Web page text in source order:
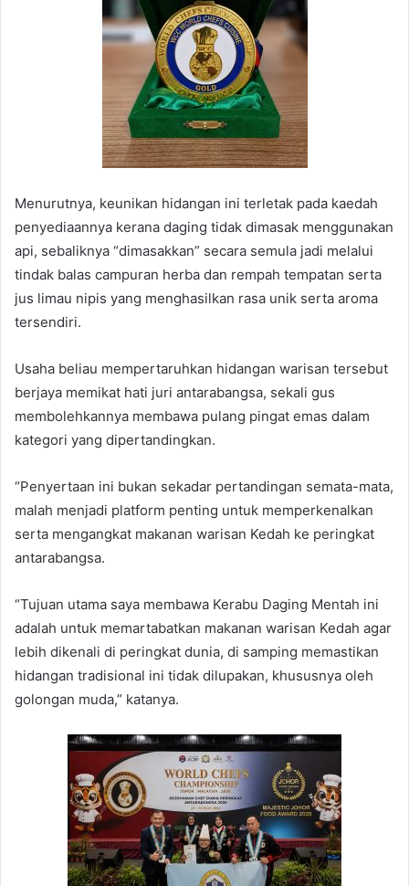
Menurutnya, keunikan hidangan ini terletak pada kaedah
penyediaannya kerana daging tidak dimasak menggunakan
api, sebaliknya “dimasakkan” secara semula jadi melalui
tindak balas campuran herba dan rempah tempatan serta
jus limau nipis yang menghasilkan rasa unik serta aroma
tersendiri.
Usaha beliau mempertaruhkan hidangan warisan tersebut
berjaya memikat hati juri antarabangsa, sekali gus
membolehkannya membawa pulang pingat emas dalam
kategori yang dipertandingkan.
“Penyertaan ini bukan sekadar pertandingan semata-mata,
malah menjadi platform penting untuk memperkenalkan
serta mengangkat makanan warisan Kedah ke peringkat
antarabangsa.
“Tujuan utama saya membawa Kerabu Daging Mentah ini
adalah untuk memartabatkan makanan warisan Kedah agar
lebih dikenali di peringkat dunia, di samping memastikan
hidangan tradisional ini tidak dilupakan, khususnya oleh
golongan muda,” katanya.